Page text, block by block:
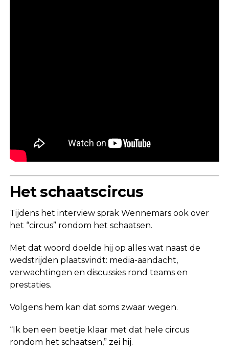
Het schaatscircus
Tijdens het interview sprak Wennemars ook over
het “circus” rondom het schaatsen.
Met dat woord doelde hij op alles wat naast de
wedstrijden plaatsvindt: media-aandacht,
verwachtingen en discussies rond teams en
prestaties.
Volgens hem kan dat soms zwaar wegen.
“Ik ben een beetje klaar met dat hele circus
rondom het schaatsen,” zei hij.